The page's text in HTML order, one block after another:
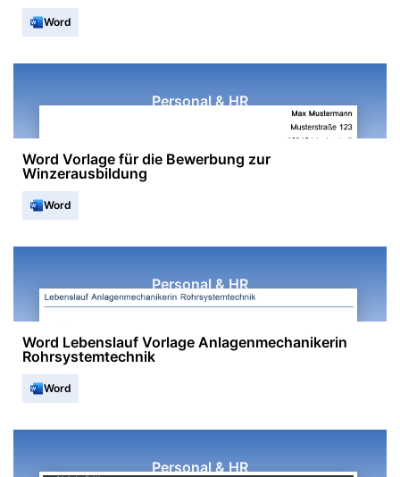
Word
Personal & HR
Word Vorlage für die Bewerbung zur
Winzerausbildung
Word
Personal & HR
Word Lebenslauf Vorlage Anlagenmechanikerin
Rohrsystemtechnik
Word
Personal & HR